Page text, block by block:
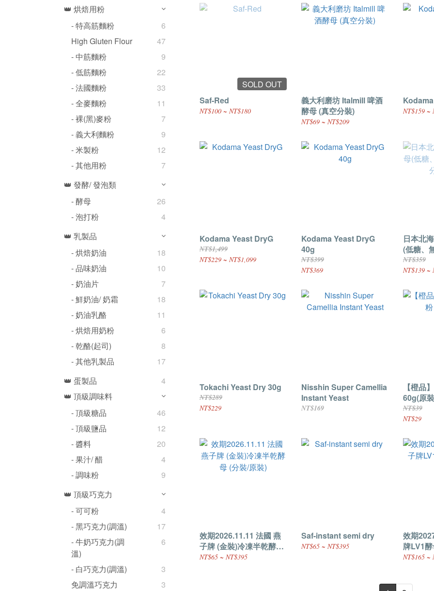
👑 烘焙用粉
- 特高筋麵粉
6
High Gluten Flour
47
- 中筋麵粉
9
- 低筋麵粉
22
- 法國麵粉
33
- 全麥麵粉
11
- 裸(黑)麥粉
7
- 義大利麵粉
9
- 米製粉
12
- 其他用粉
7
👑 發酵/ 發泡類
- 酵母
26
- 泡打粉
4
👑 乳製品
- 烘焙奶油
18
- 品味奶油
10
- 奶油片
7
- 鮮奶油/ 奶霜
18
- 奶油乳酪
11
- 烘焙用奶粉
6
- 乾酪(起司)
8
- 其他乳製品
17
👑 蛋製品
4
👑 頂級調味料
- 頂級糖品
46
- 頂級鹽品
12
- 醬料
20
- 果汁/ 醋
4
- 調味粉
9
👑 頂級巧克力
- 可可粉
4
- 黑巧克力(調溫)
17
- 牛奶巧克力(調
溫)
6
- 白巧克力(調溫)
3
免調溫巧克力
3
SOLD OUT
Saf-Red
NT$100 ~ NT$180
義大利磨坊 Italmill 啤酒
酵母 (真空分裝)
NT$69 ~ NT$209
NT$159 ~
Kodama Yeast DryG
NT$1,499
NT$229 ~ NT$1,099
Kodama Yeast DryG
40g
NT$399
NT$369
日本北
(低糖、
裝/原裝)
NT$359
NT$139 ~
Tokachi Yeast Dry 30g
NT$289
NT$229
Nisshin Super Camellia
Instant Yeast
NT$169
【橙品
60g(原
NT$39
NT$29
效期2026.11.11 法國 燕
子牌 (金裝)冷凍半乾酵母
(分裝/原裝)
NT$65 ~ NT$395
Saf-instant semi dry
NT$65 ~ NT$395
效期
牌LV1
NT$165 ~